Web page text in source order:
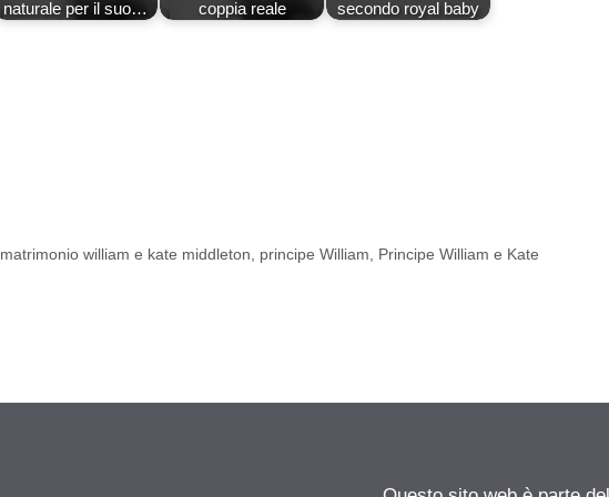
naturale per il suo…
coppia reale
secondo royal baby
matrimonio william e kate middleton, principe William, Principe William e Kate